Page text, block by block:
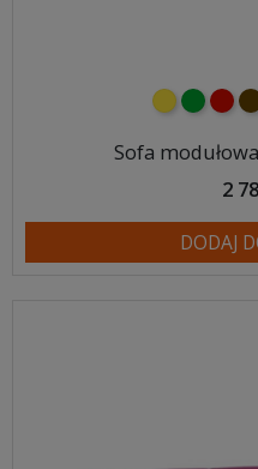
żółtyzielony
Sofa
2
DODAJ